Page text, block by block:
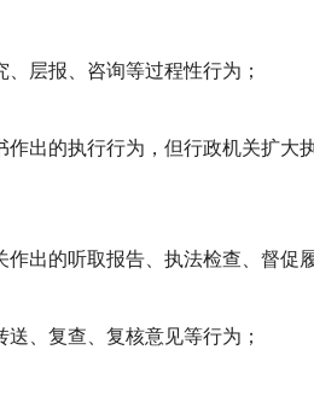
层报、咨询等过程性行为；
出的执行行为，但行政机关扩大
出的听取报告、执法检查、督促
、复查、复核意见等行为；